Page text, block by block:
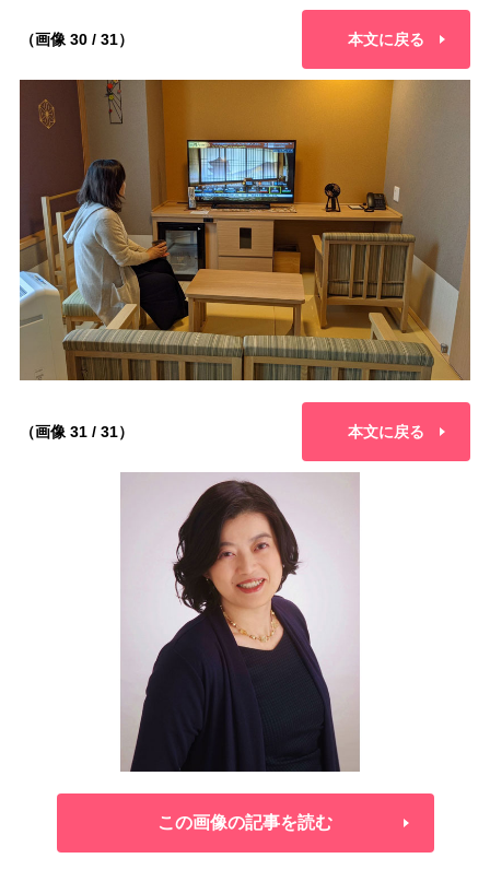
（画像 30 / 31） 本文に戻る
（画像 31 / 31） 本文に戻る
この画像の記事を読む